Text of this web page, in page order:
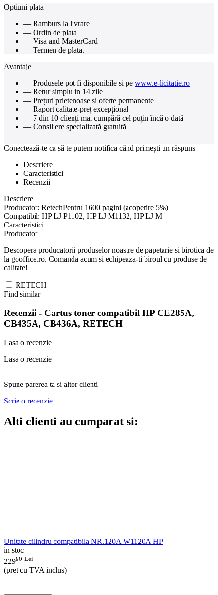
Optiuni plata
— Ramburs la livrare
— Ordin de plata
— Visa and MasterCard
— Termen de plata.
Avantaje
— Produsele pot fi disponibile si pe www.e-licitatie.ro
— Retur simplu in 14 zile
— Prețuri prietenoase si oferte permanente
— Raport calitate-preț excepțional
— 7 din 10 clienți mai cumpără cel puțin încă o dată
— Consiliere specializată gratuită
Conectează-te ca să te putem notifica când primești un răspuns
Descriere
Caracteristici
Recenzii
Descriere
Producator: RetechPentru 1600 pagini (acoperire 5%)
Compatibil: HP LJ P1102, HP LJ M1132, HP LJ M
Caracteristici
Producator
Descopera producatorii produselor noastre de papetarie si birotica de
la gooffice.ro. Comanda acum si echipeaza-ti biroul cu produse de
calitate!
RETECH
Find similar
Recenzii - Cartus toner compatibil HP CE285A,
CB435A, CB436A, RETECH
Lasa o recenzie
Lasa o recenzie
Spune parerea ta si altor clienti
Scrie o recenzie
Alti clienti au cumparat si:
Unitate cilindru compatibila NR.120A W1120A HP
in stoc
22990 Lei
(pret cu TVA inclus)